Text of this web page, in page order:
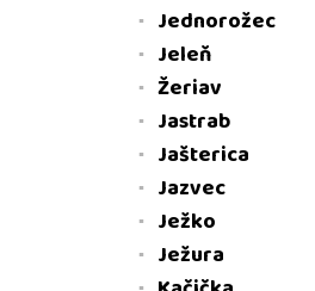
Jednorožec
Jeleň
Žeriav
Jastrab
Jašterica
Jazvec
Ježko
Ježura